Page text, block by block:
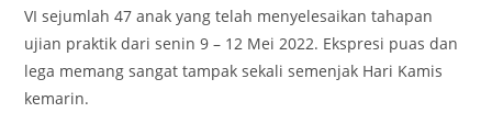
VI sejumlah 47 anak yang telah menyelesaikan tahapan
ujian praktik dari senin 9 – 12 Mei 2022. Ekspresi puas dan
lega memang sangat tampak sekali semenjak Hari Kamis
kemarin.